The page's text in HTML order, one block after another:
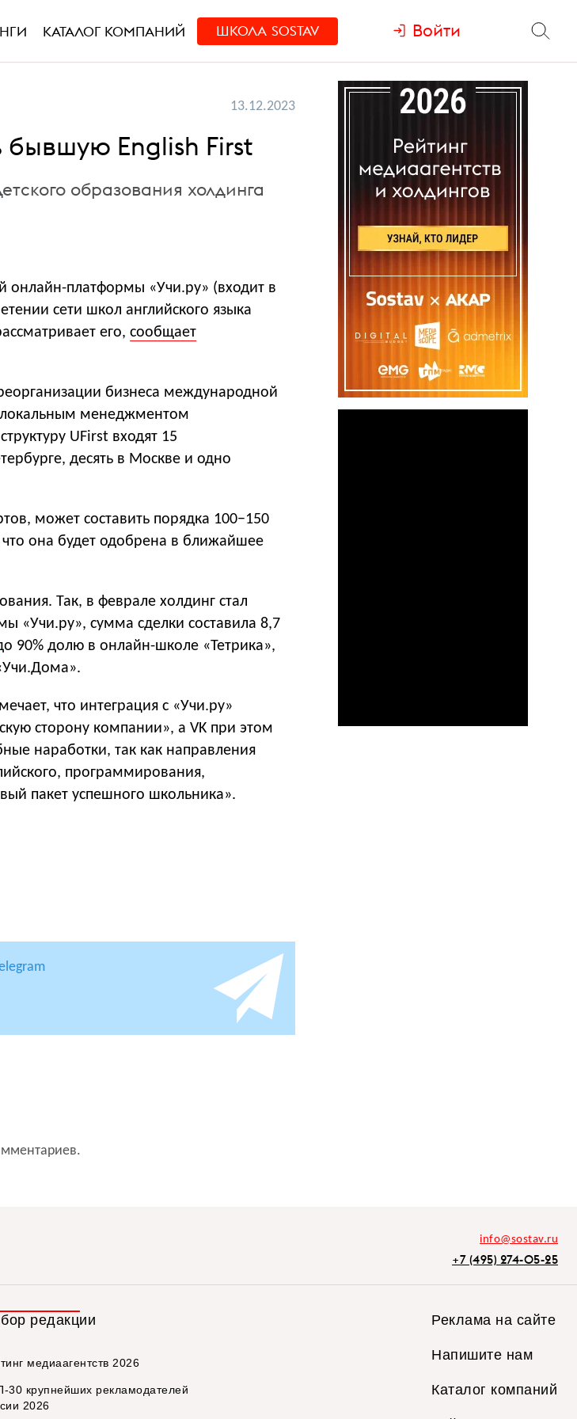
КАТАЛОГ КОМПАНИЙ ШКОЛА SOSTAV Войти
13.12.2023
бывшую English First
образования холдинга
онлайн-платформы «Учи.ру» (входит в
сети школ английского языка
его, сообщает
бизнеса международной
локальным менеджментом
UFirst входят 15
десять в Москве и одно
может составить порядка 100−150
она будет одобрена в ближайшее
Так, в феврале холдинг стал
«Учи.ру», сумма сделки составила 8,7
90% долю в онлайн-школе «Тетрика»,
что интеграция с «Учи.ру»
сторону компании», а VK при этом
наработки, так как направления
программирования,
пакет успешного школьника».
info@sostav.ru
+7 (495) 274-05-25
редакции
медиаагентств 2026
30 крупнейших рекламодателей
2026
Реклама на сайте
Напишите нам
Каталог компаний